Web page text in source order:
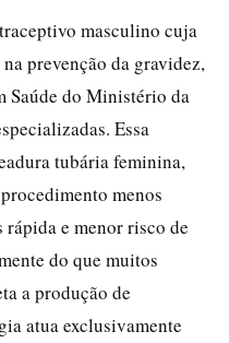
masculino cuja
prevenção da gravidez,
Saúde do Ministério da
Essa
tubária feminina,
menos
e menor risco de
do que muitos
a produção de
atua exclusivamente